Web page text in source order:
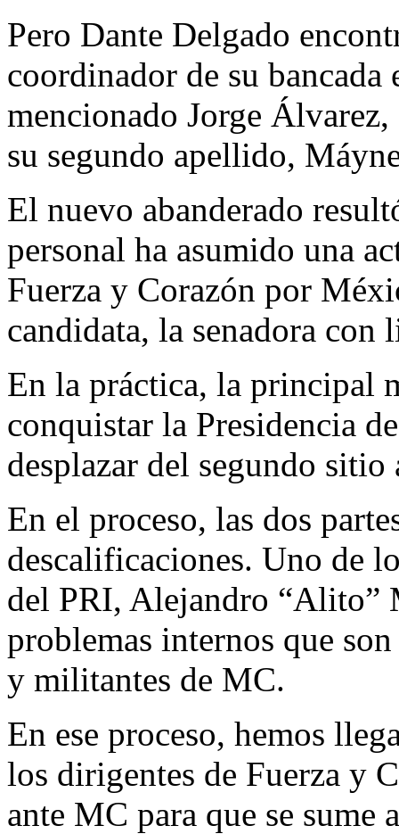
Pero Dante Delgado
coordinador de su
mencionado Jorge
su segundo apellido,
El nuevo abanderado
personal ha asumido una
Fuerza y Corazón por
candidata, la senadora
En la práctica, la principal
conquistar la Presidencia
desplazar del segundo
En el proceso, las dos
descalificaciones. Uno de
del PRI, Alejandro “Alito”
problemas internos que
y militantes de MC.
En ese proceso, hemos
los dirigentes de Fuerza y
ante MC para que se sume